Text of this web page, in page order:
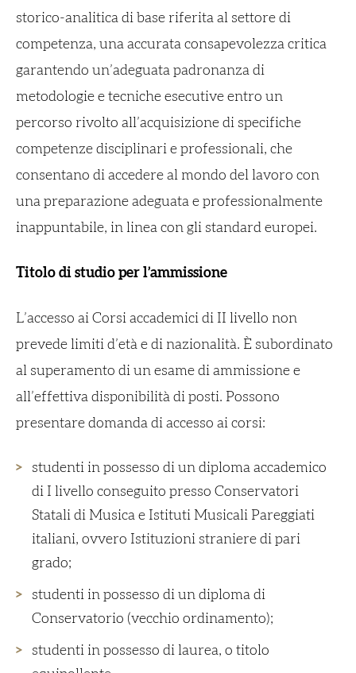
storico-analitica di base riferita al settore di
competenza, una accurata consapevolezza critica
garantendo un’adeguata padronanza di
metodologie e tecniche esecutive entro un
percorso rivolto all’acquisizione di specifiche
competenze disciplinari e professionali, che
consentano di accedere al mondo del lavoro con
una preparazione adeguata e professionalmente
inappuntabile, in linea con gli standard europei.
Titolo di studio per l’ammissione
L’accesso ai Corsi accademici di II livello non
prevede limiti d’età e di nazionalità. È subordinato
al superamento di un esame di ammissione e
all’effettiva disponibilità di posti. Possono
presentare domanda di accesso ai corsi:
studenti in possesso di un diploma accademico
di I livello conseguito presso Conservatori
Statali di Musica e Istituti Musicali Pareggiati
italiani, ovvero Istituzioni straniere di pari
grado;
studenti in possesso di un diploma di
Conservatorio (vecchio ordinamento);
studenti in possesso di laurea, o titolo